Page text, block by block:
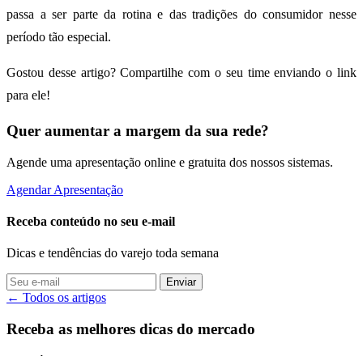
passa a ser parte da rotina e das tradições do consumidor nesse
período tão especial.
Gostou desse artigo? Compartilhe com o seu time enviando o link
para ele!
Quer aumentar a margem da sua rede?
Agende uma apresentação online e gratuita dos nossos sistemas.
Agendar Apresentação
Receba conteúdo no seu e-mail
Dicas e tendências do varejo toda semana
Enviar
← Todos os artigos
Receba as melhores dicas do mercado